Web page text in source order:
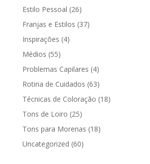
Estilo Pessoal (26)
Franjas e Estilos (37)
Inspirações (4)
Médios (55)
Problemas Capilares (4)
Rotina de Cuidados (63)
Técnicas de Coloração (18)
Tons de Loiro (25)
Tons para Morenas (18)
Uncategorized (60)